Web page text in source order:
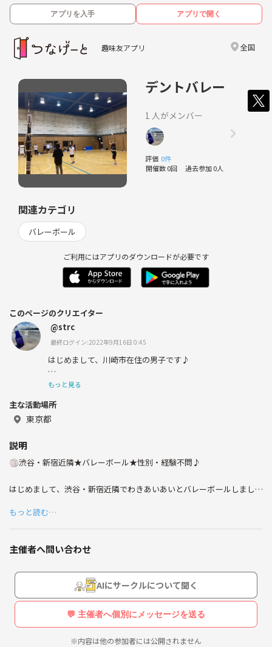
アプリを入手 アプリで開く
趣味友アプリ 全国
デントバレー
1 人がメンバー
評価 0件
開催数 0回 過去参加 0人
関連カテゴリ
バレーボール
ご利用にはアプリのダウンロードが必要です
このページのクリエイター
@strc
最終ログイン:2022年9月16日 0:45
はじめまして、川崎市在住の男子です♪
新しいお友達を作りたくて登録しました～
性別問わず20代の方とつながりたくて、お話してお互いの
情報交換したり、共通の趣味で遊んだりできたら嬉しいで
ポーツ全般 他
もっと見る
主な活動場所
東京都
説明
🏐渋谷・新宿近隣★バレーボール★性別・経験不問♪
はじめまして、渋谷・新宿近隣でわきあいあいとバレーボールしましょ
初心者だけでなく、経験者でも久しぶりで腕慣らしされたい方！
活動日:土日祝で2-3回/月
活動場所:渋谷区の体育館、たまに東急線沿線の世田谷区
会費:200-1000円
参加条件:経験・性別不問、すでに集まってるメンバーは初心者多め。
備考:初心者参加可にて、エンジョイ傾向です☆彡
結論、興味あれば誰でも気兼ねなく連絡欲しいです(笑)
質問も受け付けるので気軽にメッセージください！
もっと読む…
主催者へ問い合わせ
AIにサークルについて聞く
💬 主催者へ個別にメッセージを送る
※内容は他の参加者には公開されません